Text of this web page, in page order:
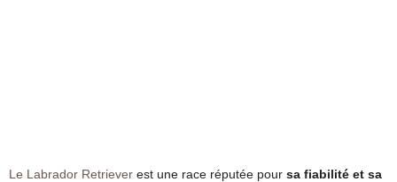
Le Labrador Retriever est une race réputée pour sa fiabilité et sa